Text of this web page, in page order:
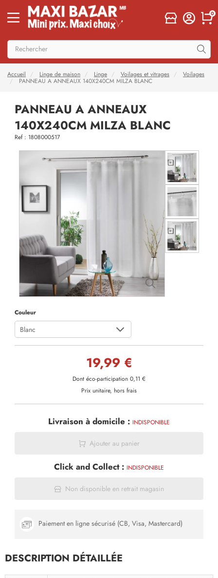
0
Accueil Linge de maison Linge Voilages et vitrages
Voilages
PANNEAU A ANNEAUX 140X240CM MILZA BLANC
PANNEAU A ANNEAUX
140X240CM MILZA BLANC
Ref : 1808000517
Couleur
Blanc
19,99 €
Dont éco-participation 0,11 €
Prix unitaire, hors frais
Livraison à domicile : INDISPONIBLE
Ajouter au panier
Click and Collect : INDISPONIBLE
Non disponible en retrait magasin
Paiement en ligne sécurisé (CB, Visa, Mastercard)
DESCRIPTION DÉTAILLÉE